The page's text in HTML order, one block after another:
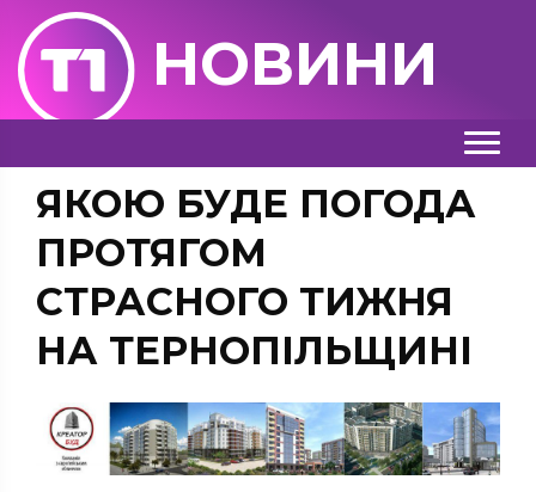
НОВИНИ
ЯКОЮ БУДЕ ПОГОДА
ПРОТЯГОМ
СТРАСНОГО ТИЖНЯ
НА ТЕРНОПІЛЬЩИНІ